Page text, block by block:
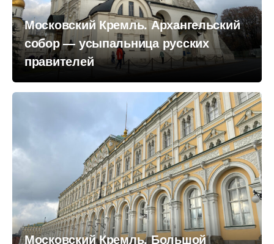
Московский Кремль. Архангельский
собор — усыпальница русских
правителей
Московский Кремль. Большой